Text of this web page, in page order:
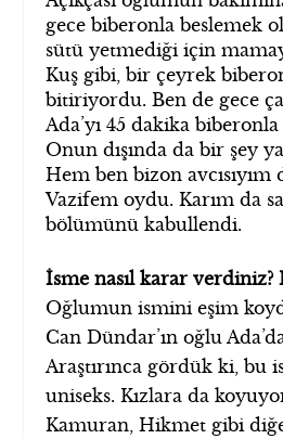
gece biberonla beslemek
sütü yetmediği için
Kuş gibi, bir çeyrek
bitiriyordu. Ben de gece
Ada’yı 45 dakika
Onun dışında da bir şey
Hem ben bizon avcısıyım
Vazifem oydu. Karım da
bölümünü kabullendi.
İsme nasıl karar verdiniz?
Oğlumun ismini eşim
Can Dündar’ın oğlu
Araştırınca gördük ki, bu
uniseks. Kızlara da
Kamuran, Hikmet gibi